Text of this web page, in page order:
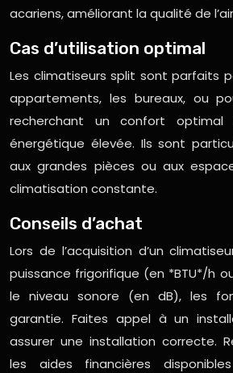
acariens, améliorant la qualité de
Cas d’utilisation optimal
Les climatiseurs split sont parfaits
appartements, les bureaux, ou
recherchant un confort
énergétique élevée. Ils sont
aux grandes pièces ou aux
climatisation constante.
Conseils d’achat
Lors de l’acquisition d’un
puissance frigorifique (en *BTU*/h ou
le niveau sonore (en dB), les
garantie. Faites appel à un
assurer une installation correcte.
les aides financières